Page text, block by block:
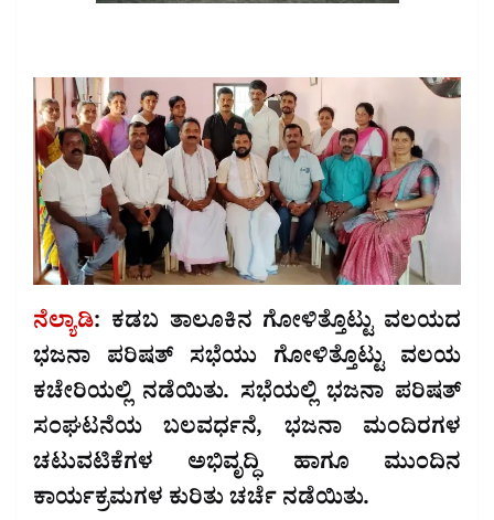
ನೆಲ್ಯಾಡಿ: ಕಡಬ ತಾಲೂಕಿನ ಗೋಳಿತ್ತೊಟ್ಟು ವಲಯದ
ಭಜನಾ ಪರಿಷತ್ ಸಭೆಯು ಗೋಳಿತ್ತೊಟ್ಟು ವಲಯ
ಕಚೇರಿಯಲ್ಲಿ ನಡೆಯಿತು. ಸಭೆಯಲ್ಲಿ ಭಜನಾ ಪರಿಷತ್
ಸಂಘಟನೆಯ ಬಲವರ್ಧನೆ, ಭಜನಾ ಮಂದಿರಗಳ
ಚಟುವಟಿಕೆಗಳ ಅಭಿವೃದ್ಧಿ ಹಾಗೂ ಮುಂದಿನ
ಕಾರ್ಯಕ್ರಮಗಳ ಕುರಿತು ಚರ್ಚೆ ನಡೆಯಿತು.